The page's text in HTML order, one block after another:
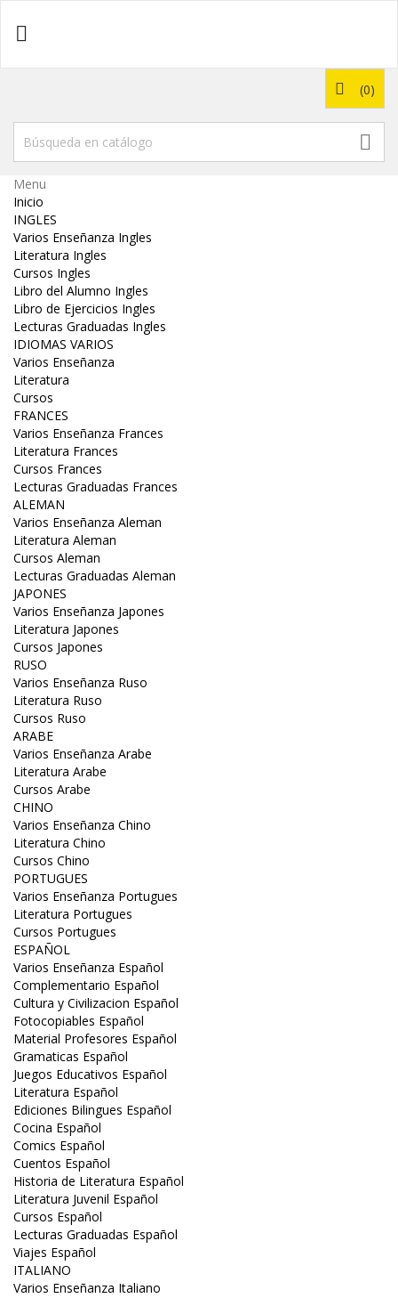

(0)

Menu
Inicio
INGLES
Varios Enseñanza Ingles
Literatura Ingles
Cursos Ingles
Libro del Alumno Ingles
Libro de Ejercicios Ingles
Lecturas Graduadas Ingles
IDIOMAS VARIOS
Varios Enseñanza
Literatura
Cursos
FRANCES
Varios Enseñanza Frances
Literatura Frances
Cursos Frances
Lecturas Graduadas Frances
ALEMAN
Varios Enseñanza Aleman
Literatura Aleman
Cursos Aleman
Lecturas Graduadas Aleman
JAPONES
Varios Enseñanza Japones
Literatura Japones
Cursos Japones
RUSO
Varios Enseñanza Ruso
Literatura Ruso
Cursos Ruso
ARABE
Varios Enseñanza Arabe
Literatura Arabe
Cursos Arabe
CHINO
Varios Enseñanza Chino
Literatura Chino
Cursos Chino
PORTUGUES
Varios Enseñanza Portugues
Literatura Portugues
Cursos Portugues
ESPAÑOL
Varios Enseñanza Español
Complementario Español
Cultura y Civilizacion Español
Fotocopiables Español
Material Profesores Español
Gramaticas Español
Juegos Educativos Español
Literatura Español
Ediciones Bilingues Español
Cocina Español
Comics Español
Cuentos Español
Historia de Literatura Español
Literatura Juvenil Español
Cursos Español
Lecturas Graduadas Español
Viajes Español
ITALIANO
Varios Enseñanza Italiano